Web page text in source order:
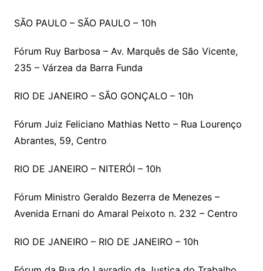
SÃO PAULO – SÃO PAULO – 10h
Fórum Ruy Barbosa – Av. Marquês de São Vicente,
235 – Várzea da Barra Funda
RIO DE JANEIRO – SÃO GONÇALO – 10h
Fórum Juiz Feliciano Mathias Netto – Rua Lourenço
Abrantes, 59, Centro
RIO DE JANEIRO – NITERÓI – 10h
Fórum Ministro Geraldo Bezerra de Menezes –
Avenida Ernani do Amaral Peixoto n. 232 – Centro
RIO DE JANEIRO – RIO DE JANEIRO – 10h